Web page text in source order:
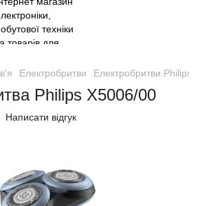
Електробритви Електробритви Philips
Philips X5006/00
Написати відгук